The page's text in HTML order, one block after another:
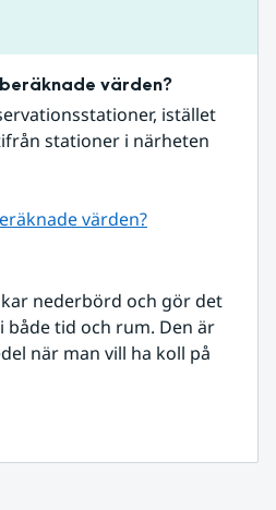
värden?
istället
stationer i närheten
värden?
nederbörd och gör det
tid och rum. Den är
när man vill ha koll på